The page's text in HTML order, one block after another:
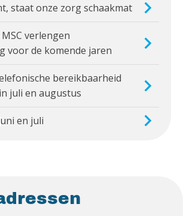
staat onze zorg schaakmat
verlengen
voor de komende jaren
bereikbaarheid
juli en augustus
en juli